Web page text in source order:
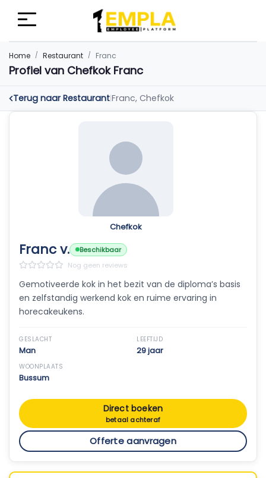
Home Restaurant Franc
Profiel van Chefkok Franc
Terug naar Restaurant|Franc, Chefkok
Chefkok
Franc v.
Beschikbaar
Nog geen reviews
Gemotiveerde kok in het bezit van de diploma’s basis
en zelfstandig werkend kok en ruime ervaring in
horecakeukens.
GESLACHT
Man
LEEFTIJD
29 jaar
WOONPLAATS
Bussum
Direct boeken
betaal achteraf
Offerte aanvragen